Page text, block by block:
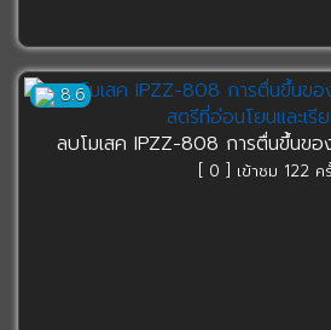
8.6
ลบโมเสค IPZZ-808 การตื่นขึ้นขอ
[ 0 ] เข้าชม 122 ค